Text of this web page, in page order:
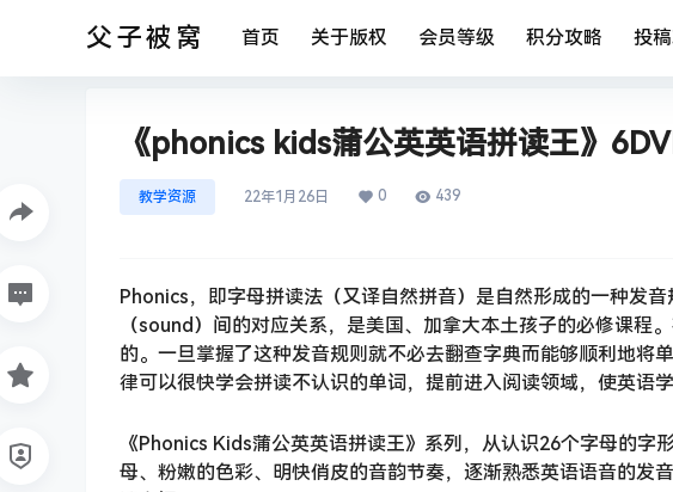
父子被窝 首页 关于版权 会员等级 积分攻略 投
《phonics kids蒲公英英语拼读王》
教学资源 22年1月26日 0 439
Phonics，即字母拼读法（又译自然拼音）是自然形成的一种发
（sound）间的对应关系，是美国、加拿大本土孩子的必修课程
的。一旦掌握了这种发音规则就不必去翻查字典而能够顺利地将
律可以很快学会拼读不认识的单词，提前进入阅读领域，使英语
《Phonics Kids蒲公英英语拼读王》系列，从认识26个字母的
母、粉嫩的色彩、明快俏皮的音韵节奏，逐渐熟悉英语语音的发